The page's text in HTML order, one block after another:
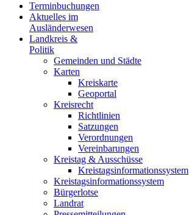
Terminbuchungen
Aktuelles im
Ausländerwesen
Landkreis &
Politik
Gemeinden und Städte
Karten
Kreiskarte
Geoportal
Kreisrecht
Richtlinien
Satzungen
Verordnungen
Vereinbarungen
Kreistag & Ausschüsse
Kreistagsinformationssystem
Kreistagsinformationssystem
Bürgerlotse
Landrat